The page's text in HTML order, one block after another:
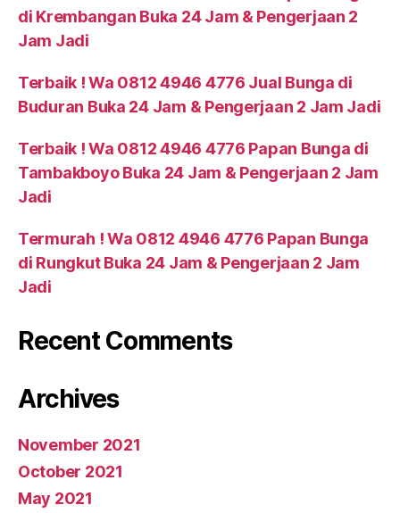
di Krembangan Buka 24 Jam & Pengerjaan 2
Jam Jadi
Terbaik ! Wa 0812 4946 4776 Jual Bunga di
Buduran Buka 24 Jam & Pengerjaan 2 Jam Jadi
Terbaik ! Wa 0812 4946 4776 Papan Bunga di
Tambakboyo Buka 24 Jam & Pengerjaan 2 Jam
Jadi
Termurah ! Wa 0812 4946 4776 Papan Bunga
di Rungkut Buka 24 Jam & Pengerjaan 2 Jam
Jadi
Recent Comments
Archives
November 2021
October 2021
May 2021